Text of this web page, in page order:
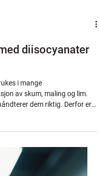
i mange
av skum, maling og lim.
dem riktig. Derfor er